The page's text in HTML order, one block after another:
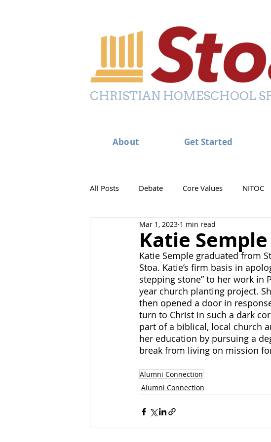
CHRISTIAN HOMESCHOOL
About Get Started
All Posts Debate Core Values NITOC
News and Events Alumni Connection
Stoa Committees StoaByte Alumni
Katie Semple
Mar 1, 2023 1 min read
Katie Semple graduated from
Stoa. Katie’s firm basis in
stepping stone” to her work in
year church planting project.
then opened a door in
turn to Christ in such a dark
part of a biblical, local church
her education by pursuing a
break from living on mission
Alumni Connection
Alumni Connection